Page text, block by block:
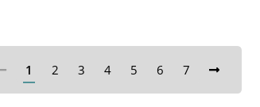
1 2 3 4 5 6 7